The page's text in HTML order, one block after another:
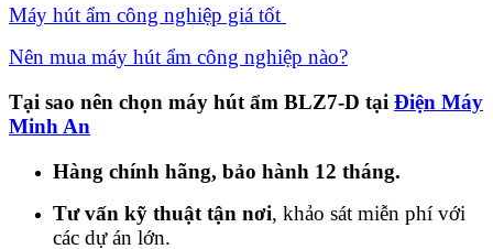
Máy hút ẩm công nghiệp giá tốt
Nên mua máy hút ẩm công nghiệp nào?
Tại sao nên chọn máy hút ẩm BLZ7-D tại Điện Máy
Minh An
Hàng chính hãng, bảo hành 12 tháng.
Tư vấn kỹ thuật tận nơi, khảo sát miễn phí với
các dự án lớn.